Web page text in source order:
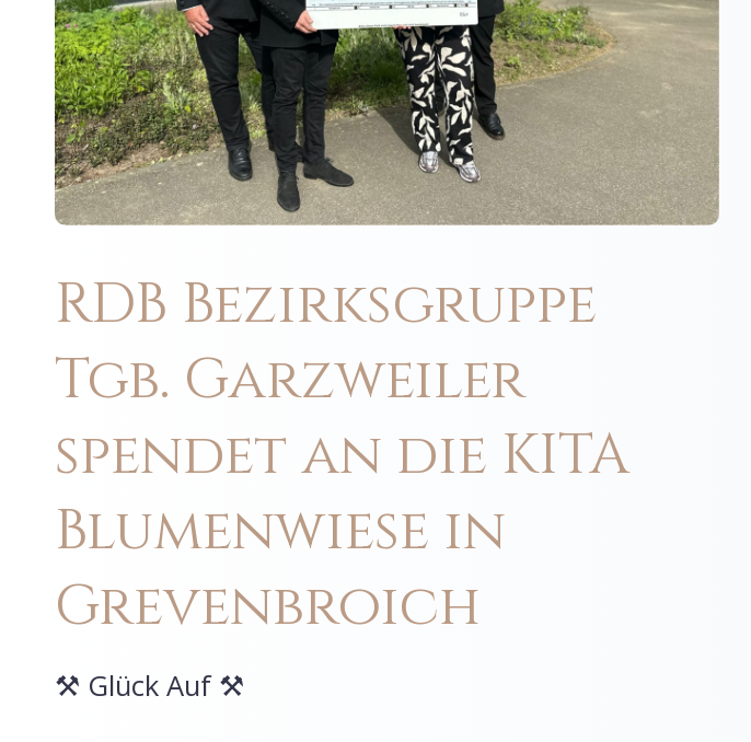
RDB Bezirksgruppe
Tgb. Garzweiler
spendet an die KITA
Blumenwiese in
Grevenbroich
⚒️ Glück Auf ⚒️